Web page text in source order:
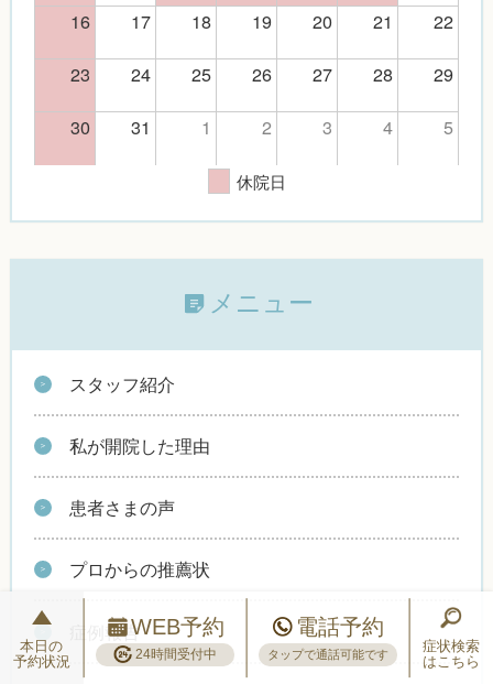
16
17 18 19 20 21
22
23
24 25 26 27 28
29
30
31 1 2 3 4 5
休院日
メニュー
スタッフ紹介
私が開院した理由
患者さまの声
プロからの推薦状
症例報告
本日の
予約状況
WEB予約
24時間受付中
電話予約
タップで通話可能です
症状検索
はこちら